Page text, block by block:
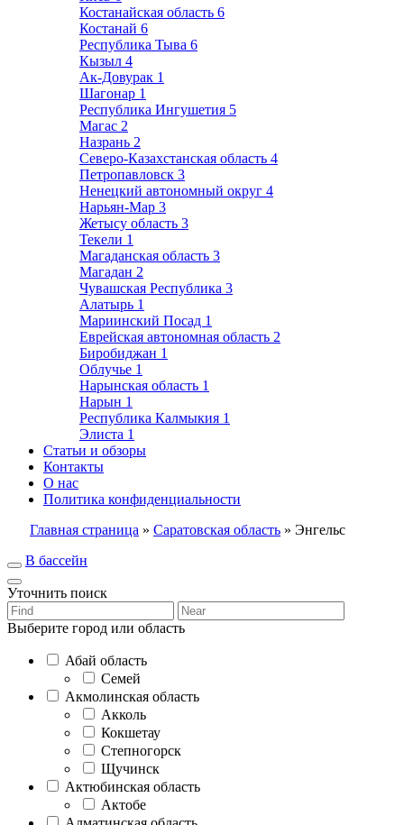
Костанайская область 6
Костанай 6
Республика Тыва 6
Кызыл 4
Ак-Довурак 1
Шагонар 1
Республика Ингушетия 5
Магас 2
Назрань 2
Северо-Казахстанская область 4
Петропавловск 3
Ненецкий автономный округ 4
Нарьян-Мар 3
Жетысу область 3
Текели 1
Магаданская область 3
Магадан 2
Чувашская Республика 3
Алатырь 1
Мариинский Посад 1
Еврейская автономная область 2
Биробиджан 1
Облучье 1
Нарынская область 1
Нарын 1
Республика Калмыкия 1
Элиста 1
Статьи и обзоры
Контакты
О нас
Политика конфиденциальности
Главная страница » Саратовская область » Энгельс
В бассейн
Уточнить поиск
Выберите город или область
Абай область
Семей
Акмолинская область
Акколь
Кокшетау
Степногорск
Щучинск
Актюбинская область
Актобе